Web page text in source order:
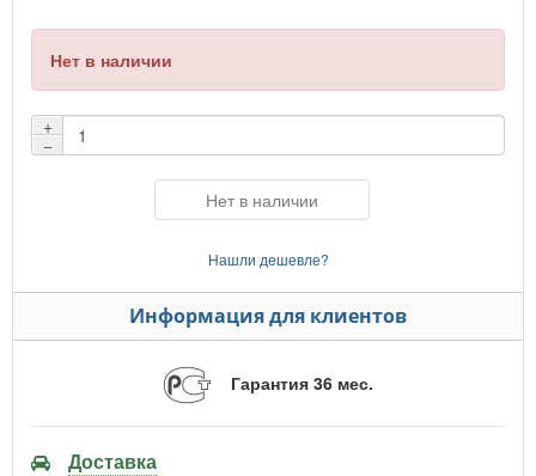
Нет в наличии
+
−
Нет в наличии
Нашли дешевле?
Информация для клиентов
Гарантия 36 мес.
Доставка